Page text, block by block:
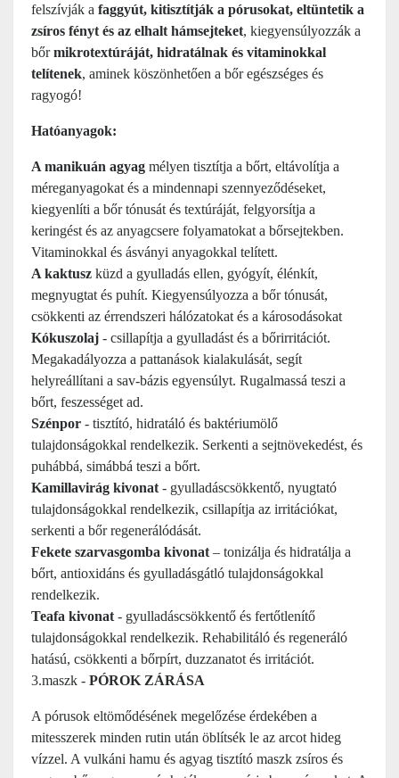
felszívják a faggyút, kitisztítják a pórusokat, eltüntetik a
zsíros fényt és az elhalt hámsejteket, kiegyensúlyozzák a
bőrmikrotextúráját, hidratálnak és vitaminokkal
telítenek, aminek köszönhetően a bőr egészséges és
ragyogó!
Hatóanyagok:
A manikuán agyag mélyen tisztítja a bőrt, eltávolítja a
méreganyagokat és a mindennapi szennyeződéseket,
kiegyenlíti a bőr tónusát és textúráját, felgyorsítja a
keringést és az anyagcsere folyamatokat a bőrsejtekben.
Vitaminokkal és ásványi anyagokkal telített.
A kaktusz küzd a gyulladás ellen, gyógyít, élénkít,
megnyugtat és puhít. Kiegyensúlyozza a bőr tónusát,
csökkenti az érrendszeri hálózatokat és a károsodásokat
Kókuszolaj - csillapítja a gyulladást és a bőrirritációt.
Megakadályozza a pattanások kialakulását, segít
helyreállítani a sav-bázis egyensúlyt. Rugalmassá teszi a
bőrt, feszességet ad.
Szénpor - tisztító, hidratáló és baktériumölő
tulajdonságokkal rendelkezik. Serkenti a sejtnövekedést, és
puhábbá, simábbá teszi a bőrt.
Kamillavirág kivonat - gyulladáscsökkentő, nyugtató
tulajdonságokkal rendelkezik, csillapítja az irritációkat,
serkenti a bőr regenerálódását.
Fekete szarvasgomba kivonat – tonizálja és hidratálja a
bőrt, antioxidáns és gyulladásgátló tulajdonságokkal
rendelkezik.
Teafa kivonat - gyulladáscsökkentő és fertőtlenítő
tulajdonságokkal rendelkezik. Rehabilitáló és regeneráló
hatású, csökkenti a bőrpírt, duzzanatot és irritációt.
3.maszk - PÓROK ZÁRÁSA
A pórusok eltömődésének megelőzése érdekében a
mitesszerek minden rutin után öblítsék le az arcot hideg
vízzel. A vulkáni hamu és agyag tisztító maszk zsíros és